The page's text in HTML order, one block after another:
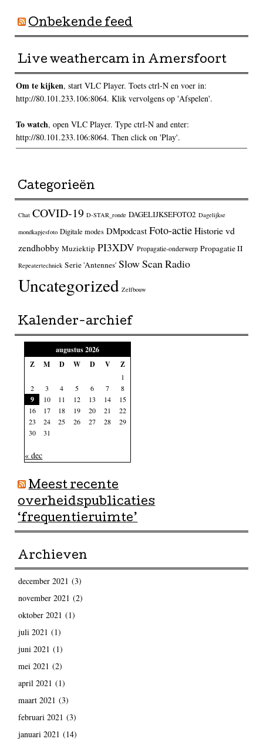
Onbekende feed
Live weathercam in Amersfoort
Om te kijken, start VLC Player. Toets ctrl-N en voer in:
http://80.101.233.106:8064. Klik vervolgens op 'Afspelen'.
To watch, open VLC Player. Type ctrl-N and enter:
http://80.101.233.106:8064. Then click on 'Play'.
Categorieën
Chat COVID-19 D-STAR_ronde DAGELIJKSEFOTO2 Dagelijkse
mondkapjesfoto Digitale modes DMpodcast Foto-actieHistorie vd
zendhobby Muziektip PI3XDV Propagatie-onderwerp Propagatie II
Repeatertechniek Serie 'Antennes' Slow Scan Radio
Uncategorized Zelfbouw
Kalender-archief
augustus 2026
Z
M D W D V Z
1
2
3 4 5 6 7 8
9 10 11 12 13 14
15
16
17 18 19 20 21
22
23
24 25 26 27 28
29
30
31
« dec
Meest recente
overheidspublicaties
‘frequentieruimte’
Archieven
december 2021 (3)
november 2021 (2)
oktober 2021 (1)
juli 2021 (1)
juni 2021 (1)
mei 2021 (2)
april 2021 (1)
maart 2021 (3)
februari 2021 (3)
januari 2021 (14)